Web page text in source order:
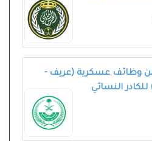
وظائف عسكرية (عريف -
النسائي